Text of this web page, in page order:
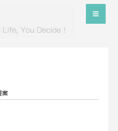
案